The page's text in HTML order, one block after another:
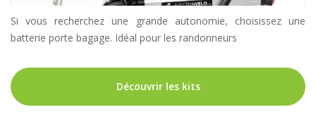
Si vous recherchez une grande autonomie, choisissez une
batterie porte bagage. Idéal pour les randonneurs
Découvrir les kits